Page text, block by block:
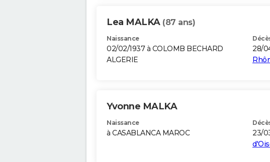
Lea MALKA (87 ans)
Naissance
02/02/1937 à COLOMB BECHARD
ALGERIE
28/
Yvonne MALKA
Naissance
à CASABLANCA MAROC 23/